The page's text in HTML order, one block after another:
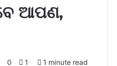
ଆପଣ,
0 1 1 minute read